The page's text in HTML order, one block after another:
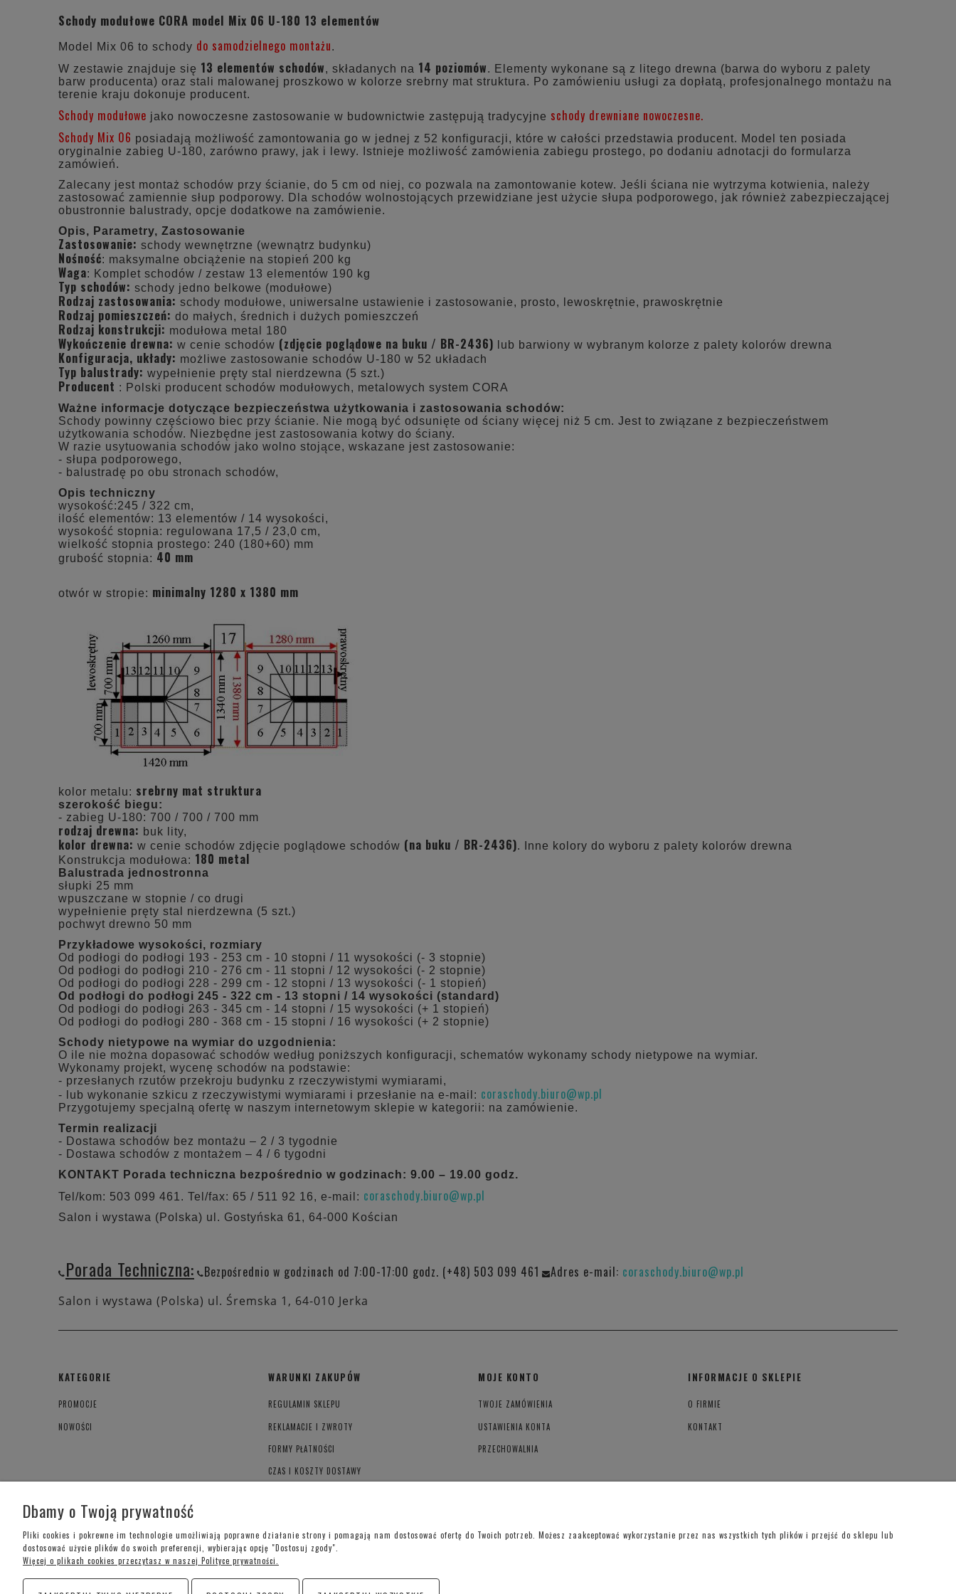
Schody modułowe CORA model Mix 06 U-180 13 elementów
Model Mix 06 to schody do samodzielnego montażu.
W zestawie znajduje się 13 elementów schodów, składanych na 14 poziomów. Elementy wykonane są z litego drewna (barwa do wyboru z palety
barw producenta) oraz stali malowanej proszkowo w kolorze srebrny mat struktura. Po zamówieniu usługi za dopłatą, profesjonalnego montażu na
terenie kraju dokonuje producent.
Schody modułowe jako nowoczesne zastosowanie w budownictwie zastępują tradycyjne schody drewniane nowoczesne.
Schody Mix 06 posiadają możliwość zamontowania go w jednej z 52 konfiguracji, które w całości przedstawia producent. Model ten posiada
oryginalnie zabieg U-180, zarówno prawy, jak i lewy. Istnieje możliwość zamówienia zabiegu prostego, po dodaniu adnotacji do formularza
zamówień.
Zalecany jest montaż schodów przy ścianie, do 5 cm od niej, co pozwala na zamontowanie kotew. Jeśli ściana nie wytrzyma kotwienia, należy
zastosować zamiennie słup podporowy. Dla schodów wolnostojących przewidziane jest użycie słupa podporowego, jak również zabezpieczającej
obustronnie balustrady, opcje dodatkowe na zamówienie.
Opis, Parametry, Zastosowanie
Zastosowanie: schody wewnętrzne (wewnątrz budynku)
Nośność: maksymalne obciążenie na stopień 200 kg
Waga: Komplet schodów / zestaw 13 elementów 190 kg
Typ schodów: schody jedno belkowe (modułowe)
Rodzaj zastosowania: schody modułowe, uniwersalne ustawienie i zastosowanie, prosto, lewoskrętnie, prawoskrętnie
Rodzaj pomieszczeń: do małych, średnich i dużych pomieszczeń
Rodzaj konstrukcji: modułowa metal 180
Wykończenie drewna: w cenie schodów (zdjęcie poglądowe na buku / BR-2436) lub barwiony w wybranym kolorze z palety kolorów drewna
Konfiguracja, układy: możliwe zastosowanie schodów U-180 w 52 układach
Typ balustrady: wypełnienie pręty stal nierdzewna (5 szt.)
Producent : Polski producent schodów modułowych, metalowych system CORA
Ważne informacje dotyczące bezpieczeństwa użytkowania i zastosowania schodów:
Schody powinny częściowo biec przy ścianie. Nie mogą być odsunięte od ściany więcej niż 5 cm. Jest to związane z bezpieczeństwem
użytkowania schodów. Niezbędne jest zastosowania kotwy do ściany.
W razie usytuowania schodów jako wolno stojące, wskazane jest zastosowanie:
- słupa podporowego,
- balustradę po obu stronach schodów,
Opis techniczny
wysokość:245 / 322 cm,
ilość elementów: 13 elementów / 14 wysokości,
wysokość stopnia: regulowana 17,5 / 23,0 cm,
wielkość stopnia prostego: 240 (180+60) mm
grubość stopnia: 40 mm
otwór w stropie: minimalny 1280 x 1380 mm
kolor metalu: srebrny mat struktura
szerokość biegu:
- zabieg U-180: 700 / 700 / 700 mm
rodzaj drewna: buk lity,
kolor drewna: w cenie schodów zdjęcie poglądowe schodów (na buku / BR-2436). Inne kolory do wyboru z palety kolorów drewna
Konstrukcja modułowa: 180 metal
Balustrada jednostronna
słupki 25 mm
wpuszczane w stopnie / co drugi
wypełnienie pręty stal nierdzewna (5 szt.)
pochwyt drewno 50 mm
Przykładowe wysokości, rozmiary
Od podłogi do podłogi 193 - 253 cm - 10 stopni / 11 wysokości (- 3 stopnie)
Od podłogi do podłogi 210 - 276 cm - 11 stopni / 12 wysokości (- 2 stopnie)
Od podłogi do podłogi 228 - 299 cm - 12 stopni / 13 wysokości (- 1 stopień)
Od podłogi do podłogi 245 - 322 cm - 13 stopni / 14 wysokości (standard)
Od podłogi do podłogi 263 - 345 cm - 14 stopni / 15 wysokości (+ 1 stopień)
Od podłogi do podłogi 280 - 368 cm - 15 stopni / 16 wysokości (+ 2 stopnie)
Schody nietypowe na wymiar do uzgodnienia:
O ile nie można dopasować schodów według poniższych konfiguracji, schematów wykonamy schody nietypowe na wymiar.
Wykonamy projekt, wycenę schodów na podstawie:
- przesłanych rzutów przekroju budynku z rzeczywistymi wymiarami,
- lub wykonanie szkicu z rzeczywistymi wymiarami i przesłanie na e-mail: coraschody.biuro@wp.pl
Przygotujemy specjalną ofertę w naszym internetowym sklepie w kategorii: na zamówienie.
Termin realizacji
- Dostawa schodów bez montażu – 2 / 3 tygodnie
- Dostawa schodów z montażem – 4 / 6 tygodni
KONTAKT Porada techniczna bezpośrednio w godzinach: 9.00 – 19.00 godz.
Tel/kom: 503 099 461. Tel/fax: 65 / 511 92 16, e-mail: coraschody.biuro@wp.pl
Salon i wystawa (Polska) ul. Gostyńska 61, 64-000 Kościan
Porada Techniczna: Bezpośrednio w godzinach od 7:00-17:00 godz. (+48) 503 099 461 Adres e-mail: coraschody.biuro@wp.pl
Salon i wystawa (Polska) ul. Śremska 1, 64-010 Jerka
KATEGORIE
PROMOCJE
NOWOŚCI
WARUNKI ZAKUPÓW
REGULAMIN SKLEPU
REKLAMACJE I ZWROTY
FORMY PŁATNOŚCI
CZAS I KOSZTY DOSTAWY
MOJE KONTO
TWOJE ZAMÓWIENIA
USTAWIENIA KONTA
PRZECHOWALNIA
INFORMACJE O SKLEPIE
O FIRMIE
KONTAKT
Poniedziałek-Piątek: 09:00 - 19:00,
Dbamy o Twoją prywatność
Pliki cookies i pokrewne im technologie umożliwiają poprawne działanie strony i pomagają nam dostosować ofertę do Twoich potrzeb. Możesz zaakceptować wykorzystanie przez nas wszystkich tych plików i przejść do sklepu lub
dostosować użycie plików do swoich preferencji, wybierając opcję "Dostosuj zgody".
Więcej o plikach cookies przeczytasz w naszej Polityce prywatności.